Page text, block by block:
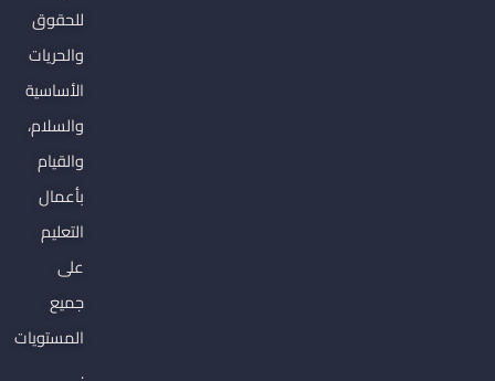
للحقوق
والحريات
الأساسية
والسلام،
والقيام
بأعمال
التعليم
على
جميع
المستويات